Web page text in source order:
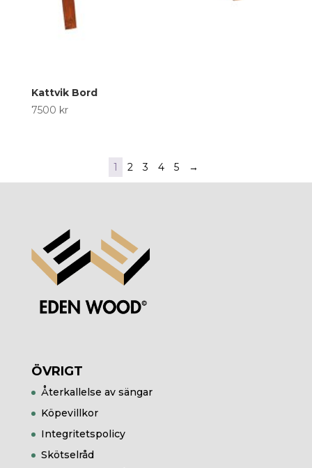
Kattvik Bord
7500 kr
1 2 3 4 5 →
ÖVRIGT
Återkallelse av sängar
Köpevillkor
Integritetspolicy
Skötselråd